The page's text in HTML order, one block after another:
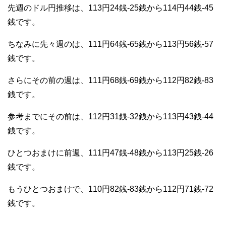
先週のドル円推移は、113円24銭-25銭から114円44銭-45
銭です。
ちなみに先々週のは、111円64銭-65銭から113円56銭-57
銭です。
さらにその前の週は、111円68銭-69銭から112円82銭-83
銭です。
参考までにその前は、112円31銭-32銭から113円43銭-44
銭です。
ひとつおまけに前週、111円47銭-48銭から113円25銭-26
銭です。
もうひとつおまけで、110円82銭-83銭から112円71銭-72
銭です。